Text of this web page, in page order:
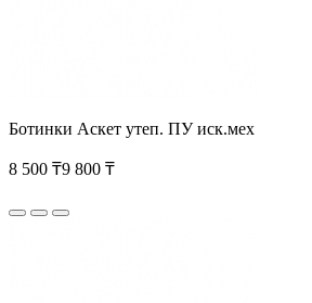
Ботинки Аскет утеп. ПУ иск.мех
8 500 ₸9 800 ₸